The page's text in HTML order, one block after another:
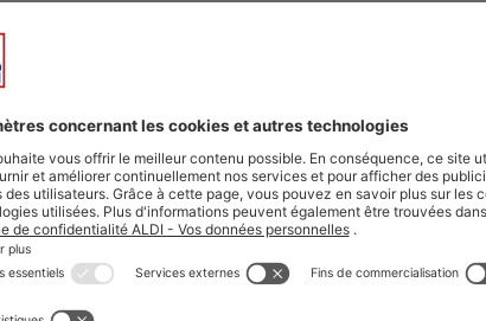
ne manquez aucune de nos offres.